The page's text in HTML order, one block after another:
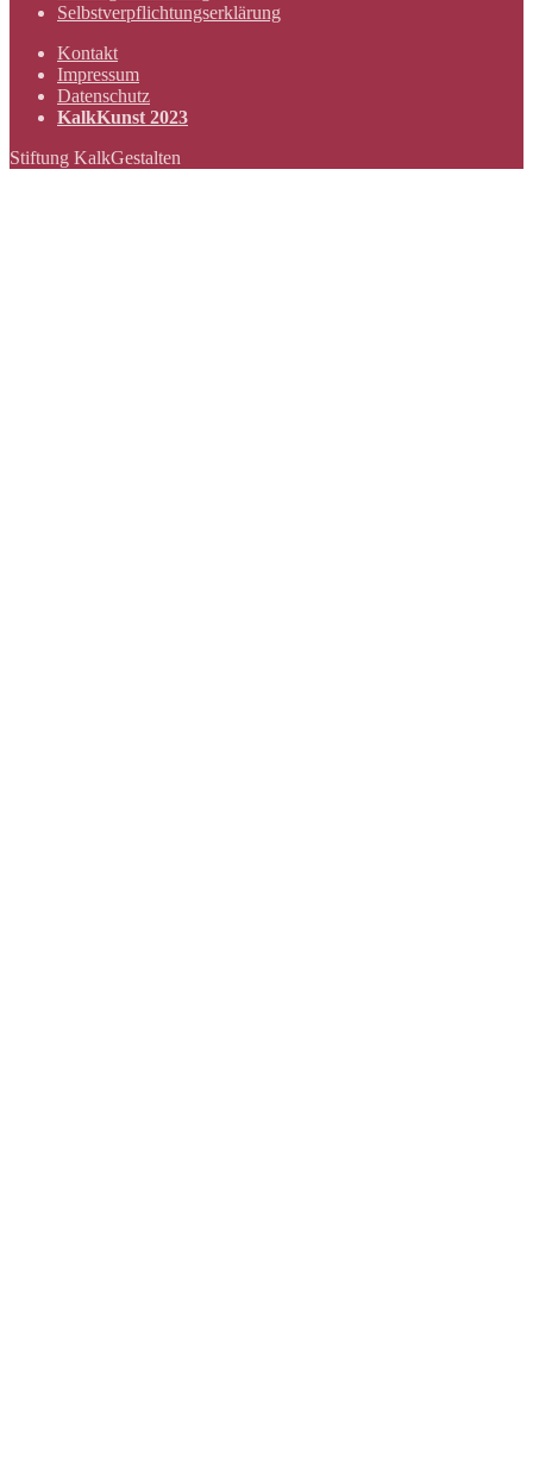
Selbstverpflichtungserklärung
Kontakt
Impressum
Datenschutz
KalkKunst 2023
Stiftung KalkGestalten